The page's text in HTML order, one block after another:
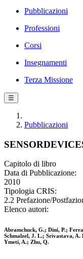
Pubblicazioni
Professioni
Corsi
Insegnamenti
Terza Missione
☰
Pubblicazioni
Capitolo di libro
Data di Pubblicazione:
2010
Tipologia CRIS:
2.2 Prefazione/
Elenco autori:
Abramchuck, G.; Dini, P.;
Schmalzel, J. L.; Srivastava,
Ymeti, A.; Zhu, Q.